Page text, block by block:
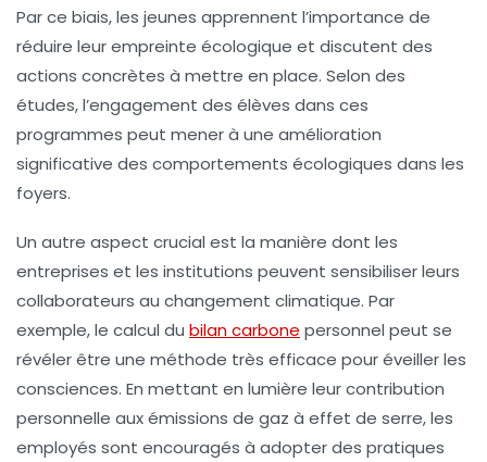
Par ce biais, les jeunes apprennent l’importance de
réduire leur empreinte écologique et discutent des
actions concrètes à mettre en place. Selon des
études, l’engagement des élèves dans ces
programmes peut mener à une amélioration
significative des comportements écologiques dans les
foyers.
Un autre aspect crucial est la manière dont les
entreprises et les institutions peuvent sensibiliser leurs
collaborateurs au changement climatique. Par
exemple, le calcul du bilan carbone personnel peut se
révéler être une méthode très efficace pour éveiller les
consciences. En mettant en lumière leur contribution
personnelle aux émissions de gaz à effet de serre, les
employés sont encouragés à adopter des pratiques